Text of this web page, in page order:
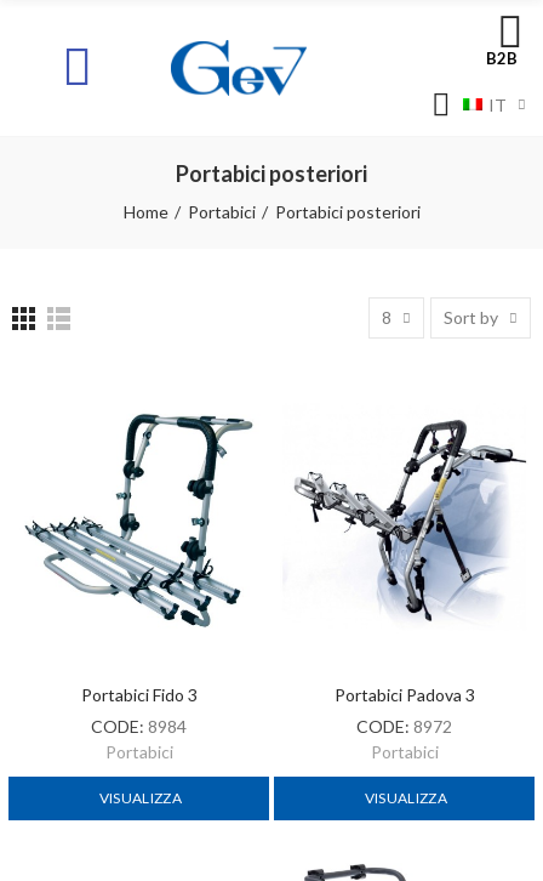
B2B
IT
Portabici posteriori
Home Portabici Portabici posteriori
8 Sort by
Portabici Fido 3
CODE: 8984
Portabici
VISUALIZZA
Portabici Padova 3
CODE: 8972
Portabici
VISUALIZZA